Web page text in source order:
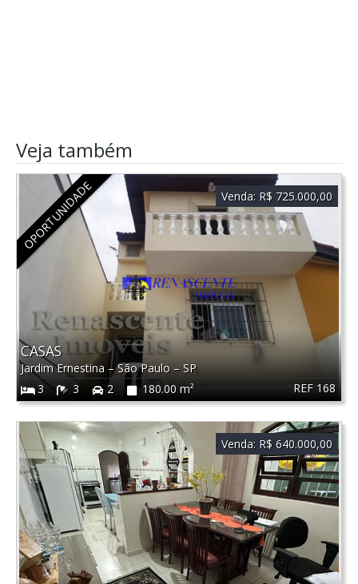
Veja também
OPORTUNIDADE
REF 168
CASAS
Jardim Ernestina –São Paulo–SP
3
3 2 180.00 m²
Venda: R$ 725.000,00
Venda: R$ 640.000,00